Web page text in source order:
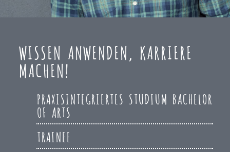
WISSEN ANWENDEN, KARRIERE
MACHEN!
PRAXISINTEGRIERTES STUDIUM BACHELOR
OF ARTS
TRAINEE